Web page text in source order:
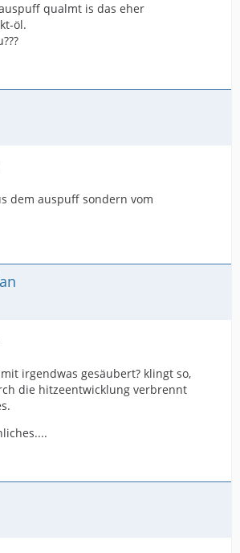
qualmt is das eher
öl.
dem auspuff sondern vom
irgendwas gesäubert? klingt so,
die hitzeentwicklung verbrennt